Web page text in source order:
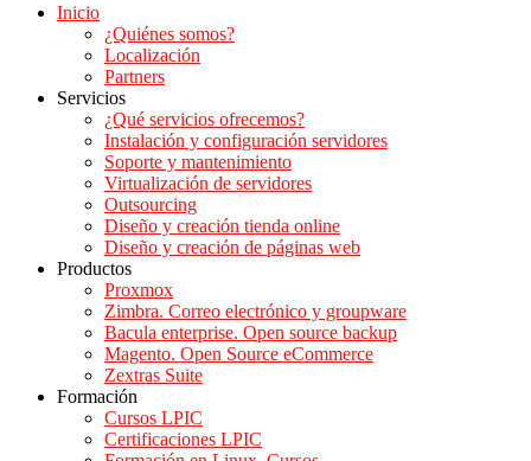
Inicio
¿Quiénes somos?
Localización
Partners
Servicios
¿Qué servicios ofrecemos?
Instalación y configuración servidores
Soporte y mantenimiento
Virtualización de servidores
Outsourcing
Diseño y creación tienda online
Diseño y creación de páginas web
Productos
Proxmox
Zimbra. Correo electrónico y groupware
Bacula enterprise. Open source backup
Magento. Open Source eCommerce
Zextras Suite
Formación
Cursos LPIC
Certificaciones LPIC